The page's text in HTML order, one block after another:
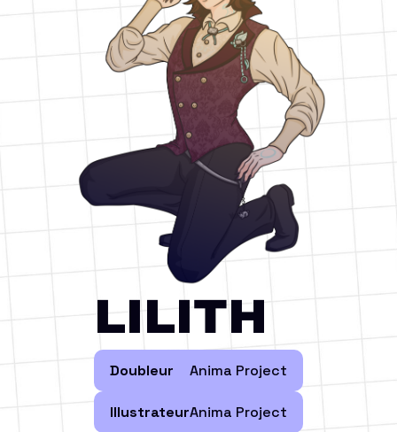
LILITH
Doubleur Anima Project
IllustrateurAnima Project